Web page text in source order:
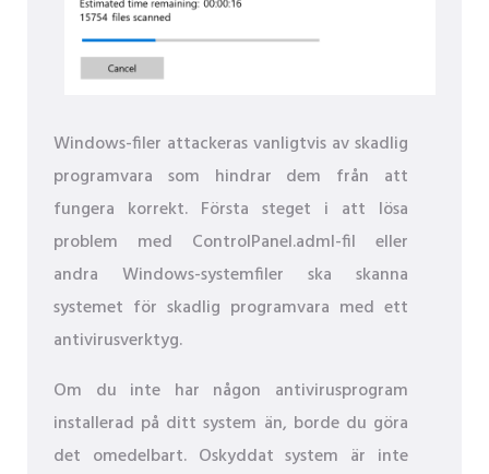
Windows-filer attackeras vanligtvis av skadlig
programvara som hindrar dem från att
fungera korrekt. Första steget i att lösa
problem med ControlPanel.adml-fil eller
andra Windows-systemfiler ska skanna
systemet för skadlig programvara med ett
antivirusverktyg.
Om du inte har någon antivirusprogram
installerad på ditt system än, borde du göra
det omedelbart. Oskyddat system är inte